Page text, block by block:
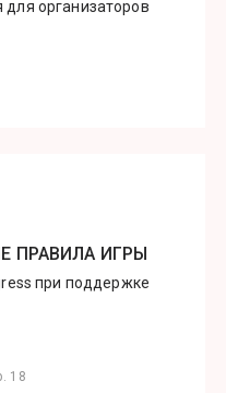
организаторов
ПРАВИЛА ИГРЫ
при поддержке
18